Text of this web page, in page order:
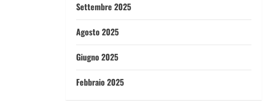
Settembre 2025
Agosto 2025
Giugno 2025
Febbraio 2025